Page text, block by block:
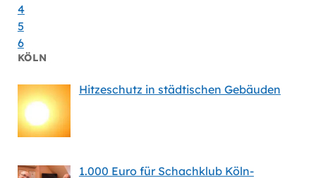
4
5
6
KÖLN
Hitzeschutz in städtischen Gebäuden
1.000 Euro für Schachklub Köln-